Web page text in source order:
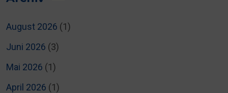
August 2026 (1)
Juni 2026 (3)
Mai 2026 (1)
April 2026 (1)